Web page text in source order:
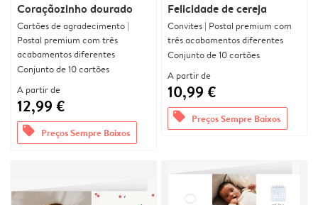
Coraçãozinho dourado
Cartões de agradecimento |
Postal premium com três
acabamentos diferentes
Conjunto de 10 cartões
A partir de
12,99 €
offers Preços Sempre Baixos
Felicidade de cereja
Convites | Postal premium com
três acabamentos diferentes
Conjunto de 10 cartões
A partir de
10,99 €
offers Preços Sempre Baixos